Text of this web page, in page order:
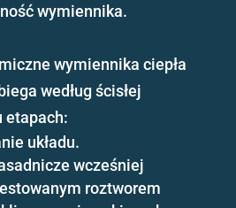
wymiennika.
wymiennika ciepła
według ścisłej
etapach:
układu.
wcześniej
roztworem